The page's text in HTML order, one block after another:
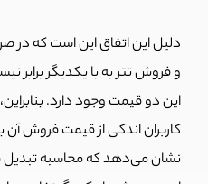
دلیل این اتفاق این است که در
و فروش تتر به با یکدیگر برابر
این دو قیمت وجود دارد.
کاربران اندکی از قیمت فروش
نشان می‌دهد که محاسبه تبدیل